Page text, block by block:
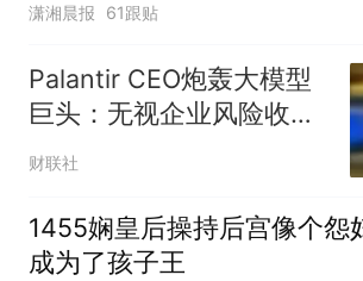
潇湘晨报 61跟贴
Palantir CEO炮轰大模型
巨头：无视企业风险收取
财富税
财联社
1455娴皇后操持后宫像个怨
成为了孩子王